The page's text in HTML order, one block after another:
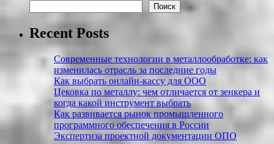
Поиск
Recent Posts
Современные технологии в металлообработке: как
изменилась отрасль за последние годы
Как выбрать онлайн-кассу для ООО
Цековка по металлу: чем отличается от зенкера и
когда какой инструмент выбрать
Как развивается рынок промышленного
программного обеспечения в России
Экспертиза проектной документации ОПО